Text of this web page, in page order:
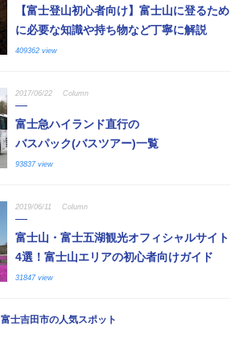
【富士登山初心者向け】富士山に登るため
に必要な知識や持ち物など丁寧に解説
409362 view
2017/06/22 Column
富士急ハイランド直行の
バスパック(バスツアー)一覧
93837 view
2019/06/11 Column
富士山・富士五湖観光オフィシャルサイト
4選！富士山エリアの初心者向けガイド
31847 view
富士吉田市の人気スポット